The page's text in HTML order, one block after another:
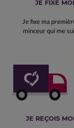
JE FIXE
Je fixe ma
minceur qui me
JE REÇOIS